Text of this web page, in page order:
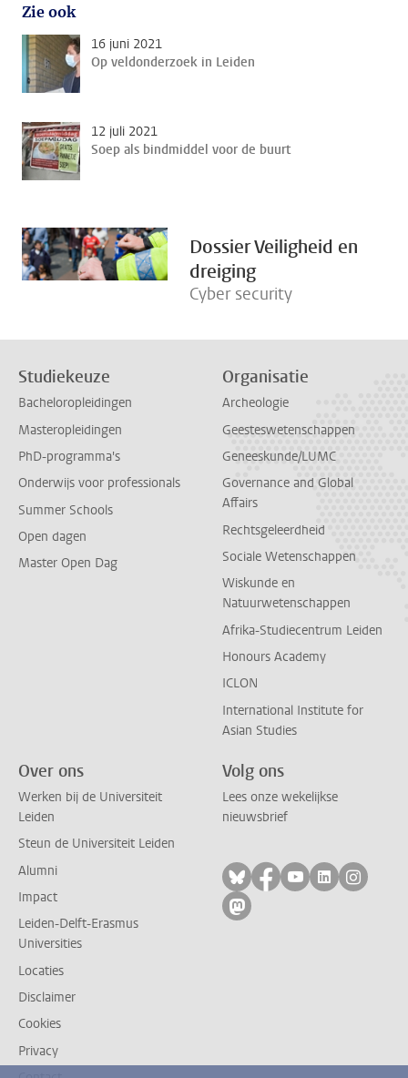
Zie ook
16 juni 2021
Op veldonderzoek in Leiden
12 juli 2021
Soep als bindmiddel voor de buurt
Dossier Veiligheid en
dreiging
Cyber security
Studiekeuze
Bacheloropleidingen
Masteropleidingen
PhD-programma's
Onderwijs voor professionals
Summer Schools
Open dagen
Master Open Dag
Organisatie
Archeologie
Geesteswetenschappen
Geneeskunde/LUMC
Governance and Global
Affairs
Rechtsgeleerdheid
Sociale Wetenschappen
Wiskunde en
Natuurwetenschappen
Afrika-Studiecentrum Leiden
Honours Academy
ICLON
International Institute for
Asian Studies
Over ons
Werken bij de Universiteit
Leiden
Steun de Universiteit Leiden
Alumni
Impact
Leiden-Delft-Erasmus
Universities
Locaties
Disclaimer
Cookies
Privacy
Volg ons
Lees onze wekelijkse
nieuwsbrief
Volg ons op bluesky
Volg ons op
Volg ons op
Volg ons
Volg
Volg ons op mastodon